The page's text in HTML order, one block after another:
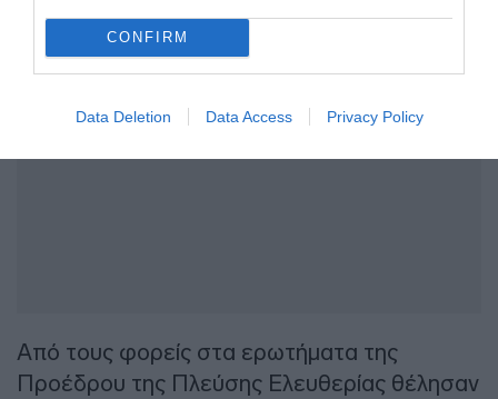
CONFIRM
Data Deletion Data Access Privacy Policy
Από τους φορείς στα ερωτήματα της
Προέδρου της Πλεύσης Ελευθερίας θέλησαν